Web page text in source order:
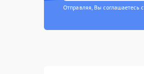
Отправляя, Вы соглашаетесь с